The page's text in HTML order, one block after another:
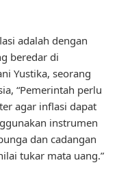
adalah dengan
beredar di
Yustika, seorang
“Pemerintah perlu
agar inflasi dapat
instrumen
dan cadangan
tukar mata uang.”